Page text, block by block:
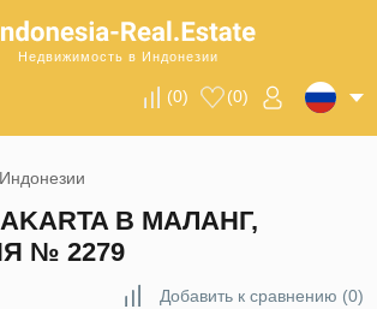
Недвижимость в Индонезии
(0) (0)
В МАЛАНГ,
№ 2279
Добавить к сравнению (0)